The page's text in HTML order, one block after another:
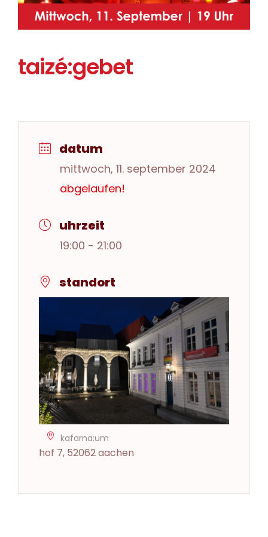
taizé:gebet
datum
mittwoch, 11. september 2024
abgelaufen!
uhrzeit
19:00 - 21:00
standort
kafarna:um
hof 7, 52062 aachen